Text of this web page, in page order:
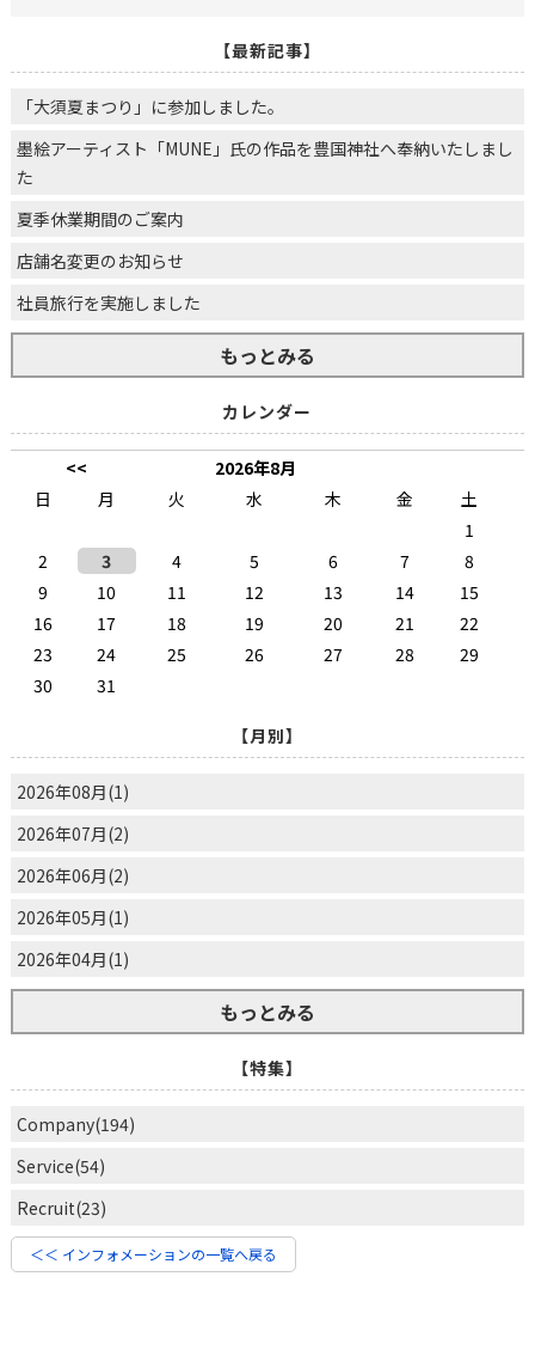
【最新記事】
「大須夏まつり」に参加しました。
墨絵アーティスト「MUNE」氏の作品を豊国神社へ奉納いたしまし
た
夏季休業期間のご案内
店舗名変更のお知らせ
社員旅行を実施しました
もっとみる
カレンダー
<<
2026年8月
日
月 火 水 木 金
土
1
2
3 4 5 6 7
8
9
10 11 12 13 14
15
16
17 18 19 20 21
22
23
24 25 26 27 28
29
30
31
【月別】
2026年08月(1)
2026年07月(2)
2026年06月(2)
2026年05月(1)
2026年04月(1)
もっとみる
【特集】
Company(194)
Service(54)
Recruit(23)
＜＜ インフォメーションの一覧へ戻る